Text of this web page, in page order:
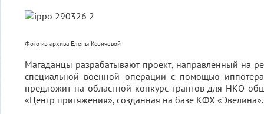
Фото из архива Елены Козичевой
Магаданцы разрабатывают проект, направленный на
специальной военной операции с помощью
предложит на областной конкурс грантов для НКО
«Центр притяжения», созданная на базе КФХ «Эвелина».